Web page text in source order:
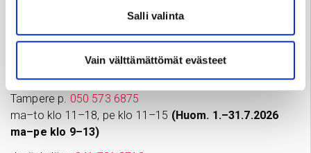
Salli valinta
Vain välttämättömät evästeet
liittyen, ota yhteyttä puhelimitse sinua hoitavaan
Tampere p. 050 573 6875
ma–to klo 11–18, pe klo 11–15 (Huom. 1.–31.7.2026
ma–pe klo 9–13)